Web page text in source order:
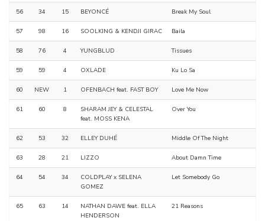
56 34 15 BEYONCÉ Break My Soul
57 98 16 SOOLKING & KENDJI GIRAC Baila
58 76 4 YUNGBLUD Tissues
59 59 4 OXLADE Ku Lo Sa
60 NEW 1 OFENBACH feat. FAST BOY Love Me Now
61 60 8
SHARAM JEY & CELESTAL
feat. MOSS KENA
Over You
62 53 32 ELLEY DUHÉ Middle Of The Night
63 28 21 LIZZO About Damn Time
64 54 34
COLDPLAY x SELENA
GOMEZ
Let Somebody Go
65 63 14
NATHAN DAWE feat. ELLA
HENDERSON
21 Reasons